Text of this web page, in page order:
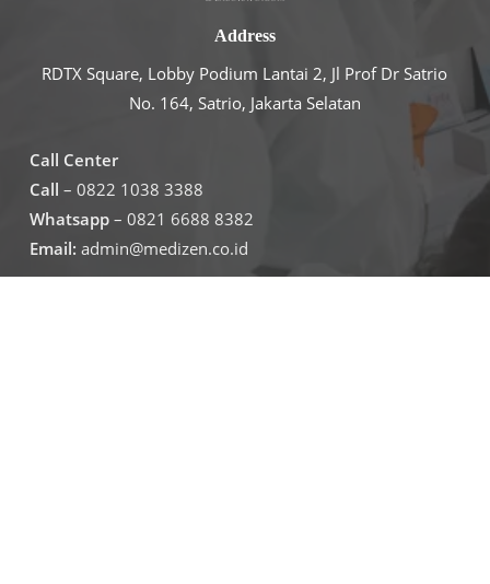
Address
RDTX Square, Lobby Podium Lantai 2, Jl Prof Dr Satrio
No. 164, Satrio, Jakarta Selatan
Call Center
Call – 0822 1038 3388
Whatsapp – 0821 6688 8382
Email: admin@medizen.co.id